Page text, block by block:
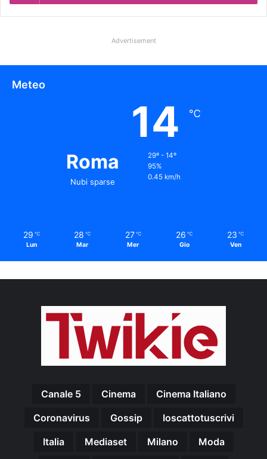
Advertisement
Meteo
Roma
Nubi sparse
14 ℃
29º - 14º
95%
0.45 km/h
29 ℃
Lun
28 ℃
Mar
27 ℃
Mer
26 ℃
Gio
23 ℃
Ven
Canale 5 Cinema
Cinema Italiano
Coronavirus
Gossip
Ioscattotuscrivi
Italia
Mediaset Milano
Moda